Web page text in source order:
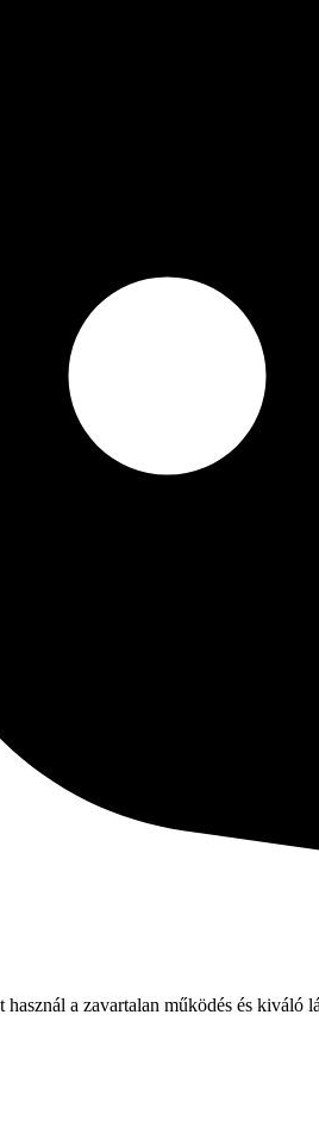
a zavartalan működés és kiváló